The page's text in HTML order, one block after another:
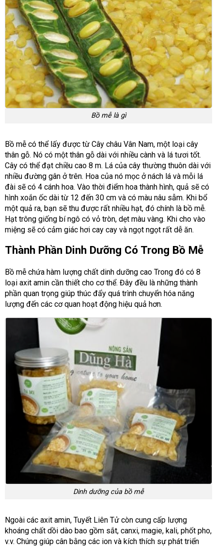
Bồ mễ là gì
Bồ mễ có thể lấy được từ Cây châu Vân Nam, một loại cây
thân gỗ. Nó có một thân gỗ dài với nhiều cành và lá tươi tốt.
Cây có thể đạt chiều cao 8 m. Lá của cây thường thuôn dài với
nhiều đường gân ở trên. Hoa của nó mọc ở nách lá và mỗi lá
đài sẽ có 4 cánh hoa. Vào thời điểm hoa thành hình, quả sẽ có
hình xoắn ốc dài từ 12 đến 30 cm và có màu nâu sẫm. Khi bổ
một quả ra, bạn sẽ thu được rất nhiều hạt, đó chính là bồ mễ.
Hạt trông giống bí ngô có vỏ tròn, dẹt màu vàng. Khi cho vào
miệng sẽ có cảm giác hơi cay cay và ngọt ngọt rất dễ ăn.
Thành Phần Dinh Dưỡng Có Trong Bồ Mễ
Bồ mễ chứa hàm lượng chất dinh dưỡng cao Trong đó có 8
loại axit amin cần thiết cho cơ thể. Đây đều là những thành
phần quan trọng giúp thúc đẩy quá trình chuyển hóa năng
lượng đến các cơ quan hoạt động hiệu quả hơn.
Dinh dưỡng của bồ mễ
Ngoài các axit amin, Tuyết Liên Tử còn cung cấp lượng
khoáng chất dồi dào bao gồm sắt, canxi, magie, kali, phốt pho,
v.v. Chúng giúp cân bằng các ion và kích thích sự phát triển